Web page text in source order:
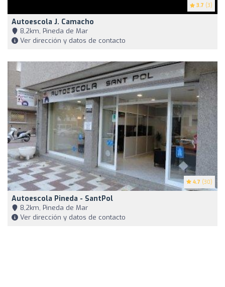
3.7 (3)
Autoescola J. Camacho
8,2km, Pineda de Mar
Ver dirección y datos de contacto
4.7 (30)
Autoescola Pineda - SantPol
8,2km, Pineda de Mar
Ver dirección y datos de contacto